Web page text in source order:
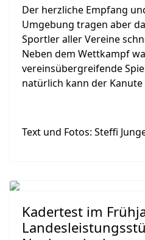
Der herzliche Empfang
Umgebung tragen aber
Sportler aller Vereine
Neben dem Wettkampf
vereinsübergreifende
natürlich kann der
Text und Fotos: Steffi
Kadertest im